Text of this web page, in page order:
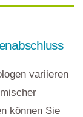
variieren
können Sie